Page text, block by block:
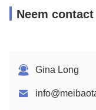
Neem
Gina Long